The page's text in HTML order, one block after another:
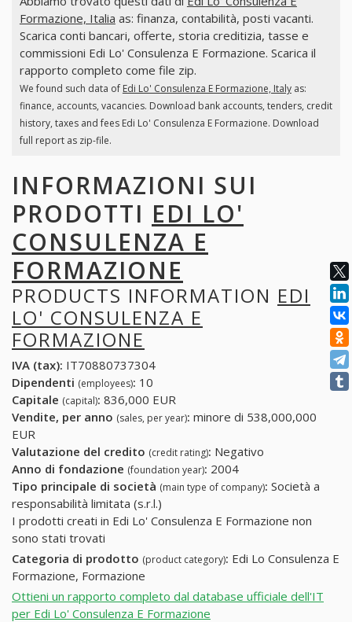
Formazione, Italia as: finanza, contabilità, posti vacanti.
Scarica conti bancari, offerte, storia creditizia, tasse e
commissioni Edi Lo' Consulenza E Formazione. Scarica il
rapporto completo come file zip.
We found such data of Edi Lo' Consulenza E Formazione, Italyas:
finance, accounts, vacancies. Download bank accounts, tenders, credit
history, taxes and fees Edi Lo' Consulenza E Formazione. Download
full report as zip-file.
INFORMAZIONI SUI
PRODOTTI EDI LO'
CONSULENZA E
FORMAZIONE
PRODUCTS INFORMATION EDI
LO' CONSULENZA E
FORMAZIONE
IVA (tax): IT70880737304
Dipendenti (employees): 10
Capitale (capital): 836,000 EUR
Vendite, per anno (sales, per year): minore di 538,000,000
EUR
Valutazione del credito (credit rating): Negativo
Anno di fondazione (foundation year): 2004
Tipo principale di società (main type of company): Società a
responsabilità limitata (s.r.l.)
I prodotti creati in Edi Lo' Consulenza E Formazione non
sono stati trovati
Categoria di prodotto (product category): Edi Lo Consulenza E
Formazione, Formazione
Ottieni un rapporto completo dal database ufficiale dell'IT
per Edi Lo' Consulenza E Formazione